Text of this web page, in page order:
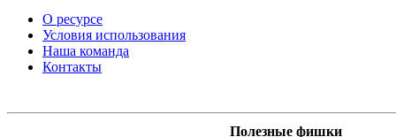
О ресурсе
Условия использования
Наша команда
Контакты
Полезные фишки